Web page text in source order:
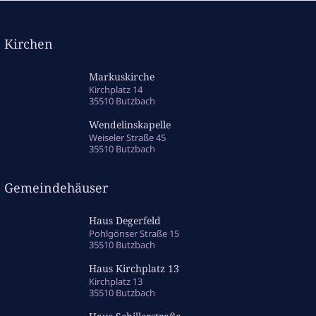
Kirchen
Markuskirche
Kirchplatz 14
35510 Butzbach
Wendelinskapelle
Weiseler Straße 45
35510 Butzbach
Gemeindehäuser
Haus Degerfeld
Pohlgönser Straße 15
35510 Butzbach
Haus Kirchplatz 13
Kirchplatz 13
35510 Butzbach